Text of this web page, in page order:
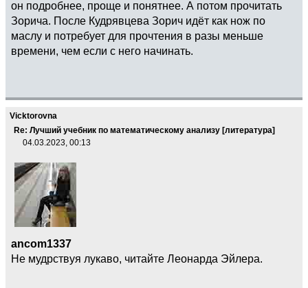
он подробнее, проще и понятнее. А потом прочитать
Зорича. После Кудрявцева Зорич идёт как нож по
маслу и потребует для прочтения в разы меньше
времени, чем если с него начинать.
Vicktorovna
Re: Лучший учебник по математическому анализу [литература]
04.03.2023, 00:13
ancom1337
Не мудрствуя лукаво, читайте Леонарда Эйлера.